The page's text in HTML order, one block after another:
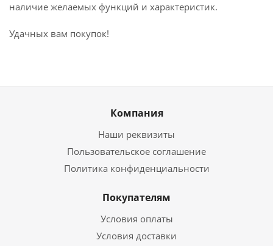
наличие желаемых функций и характеристик.
Удачных вам покупок!
Компания
Наши реквизиты
Пользовательское соглашение
Политика конфиденциальности
Покупателям
Условия оплаты
Условия доставки